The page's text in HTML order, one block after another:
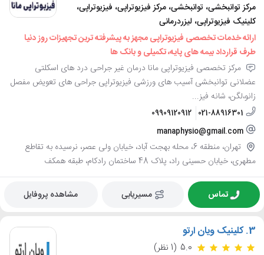
مرکز توانبخشی، توانبخشی، مرکز فیزیوتراپی، فیزیوتراپی،
کلینیک فیزیوتراپی، لیزردرمانی
ارائه خدمات تخصصی فیزیوتراپی مجهز به پیشرفته ترین تجهیزات روز دنیا
طرف قرارداد بیمه های پایه، تکمیلی و بانک ها
مرکز تخصصی فیزیوتراپی مانا درمان غیر جراحی درد های اسکلتی
عضلانی توانبخشی آسیب های ورزشی فیزیوتراپی جراحی های تعویض مفصل
زانو،لگن، شانه فیز...
021-88916301
09909120912
manaphysio@gmail.com
تهران، منطقه 6، محله بهجت آباد، خیابان ولی عصر، نرسیده به تقاطع
مطهری، خیابان حسینی راد، پلاک 48 ساختمان رادکام، طبقه همکف
تماس مسیریابی مشاهده پروفایل
3. کلینیک ویان ارتو
5.0 (1 نظر)